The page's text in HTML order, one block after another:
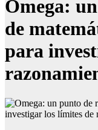
Omega:
de
para